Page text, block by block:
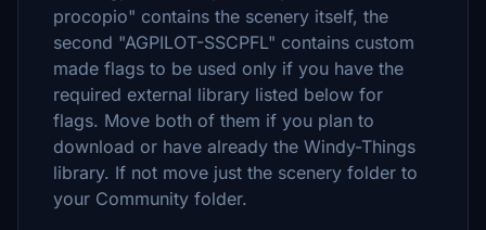
procopio" contains the scenery itself, the
second "AGPILOT-SSCPFL" contains custom
made flags to be used only if you have the
required external library listed below for
flags. Move both of them if you plan to
download or have already the Windy-Things
library. If not move just the scenery folder to
your Community folder.